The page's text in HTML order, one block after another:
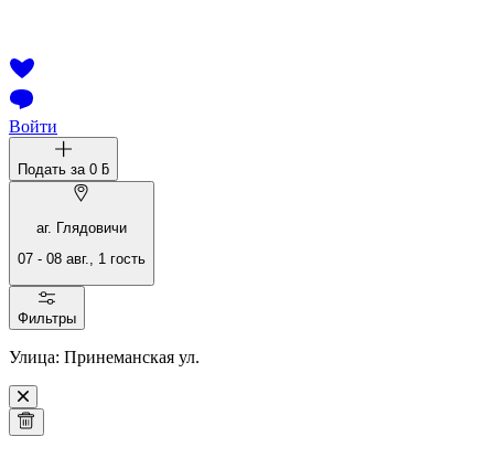
Войти
Подать за 0 ƃ
аг. Глядовичи
07 - 08 авг., 1 гость
Фильтры
Улица: Принеманская ул.